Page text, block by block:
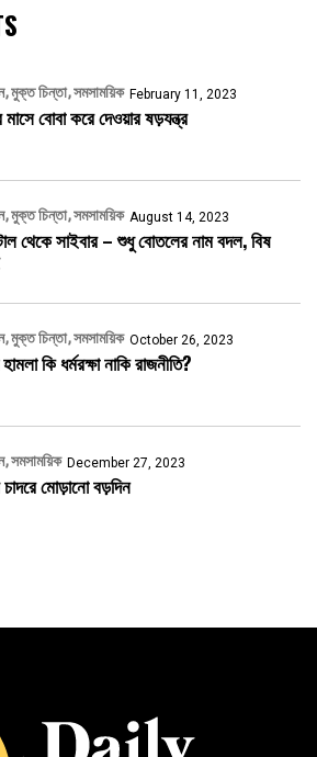
মুক্ত চিন্তা সমসাময়িক February 11, 2023
মাসে বোবা করে দেওয়ার ষড়যন্ত্র
মুক্ত চিন্তা সমসাময়িক August 14, 2023
থেকে সাইবার – শুধু বোতলের নাম বদল, বিষ
মুক্ত চিন্তা সমসাময়িক October 26, 2023
কি ধর্মরক্ষা নাকি রাজনীতি?
সমসাময়িক December 27, 2023
মোড়ানো বড়দিন